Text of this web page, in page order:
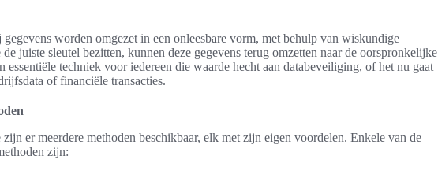
worden omgezet in een onleesbare vorm, met behulp van wiskundige
juiste sleutel bezitten, kunnen deze gegevens terug omzetten naar de oorspronkelijke
essentiële techniek voor iedereen die waarde hecht aan databeveiliging, of het nu gaat
of financiële transacties.
er meerdere methoden beschikbaar, elk met zijn eigen voordelen. Enkele van de
zijn: